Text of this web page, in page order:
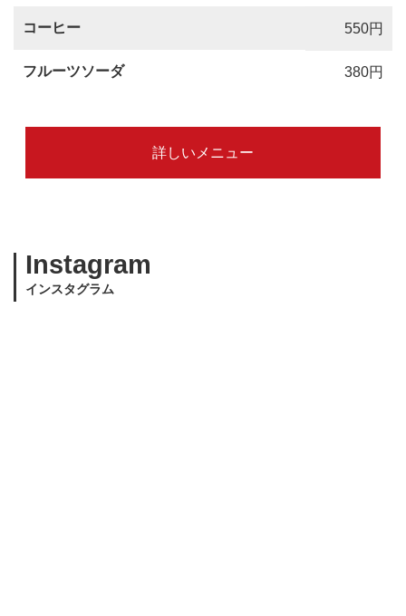
コーヒー 550円
フルーツソーダ 380円
詳しいメニュー
Instagram
インスタグラム